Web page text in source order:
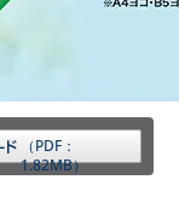
（PDF：
1.82MB）